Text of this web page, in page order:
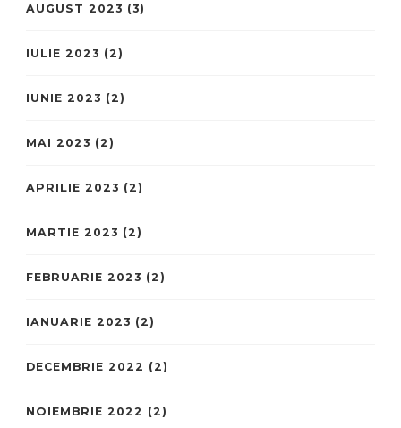
AUGUST 2023 (3)
IULIE 2023 (2)
IUNIE 2023 (2)
MAI 2023 (2)
APRILIE 2023 (2)
MARTIE 2023 (2)
FEBRUARIE 2023 (2)
IANUARIE 2023 (2)
DECEMBRIE 2022 (2)
NOIEMBRIE 2022 (2)